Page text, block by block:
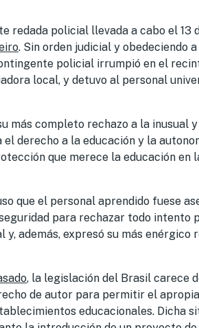
redada policial llevada a cabo el 13
. Sin orden judicial y obedeciendo
policial irrumpió en el
local, y detuvo al personal
más completo rechazo a la inusual y
derecho a la educación y la
que merece la educación en
que el personal aprendido fuese
para rechazar todo intento
además, expresó su más enérgico
, la legislación del Brasil carece
de autor para permitir el
educacionales. Dicha